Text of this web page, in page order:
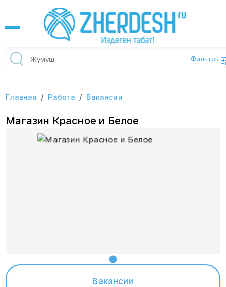
Фильтры
Главная / Работа / Вакансии
Магазин Красное и Белое
Вакансии